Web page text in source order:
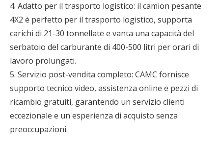
4. Adatto per il trasporto logistico: il camion pesante
4X2 è perfetto per il trasporto logistico, supporta
carichi di 21-30 tonnellate e vanta una capacità del
serbatoio del carburante di 400-500 litri per orari di
lavoro prolungati.
5. Servizio post-vendita completo: CAMC fornisce
supporto tecnico video, assistenza online e pezzi di
ricambio gratuiti, garantendo un servizio clienti
eccezionale e un'esperienza di acquisto senza
preoccupazioni.